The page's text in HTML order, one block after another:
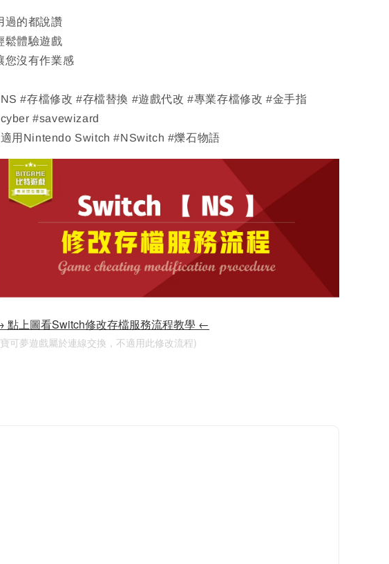
過的都說讚
鬆體驗遊戲
您沒有作業感
#存檔修改 #存檔替換 #遊戲代改 #專業存檔修改 #金手指
#savewizard
用Nintendo Switch #NSwitch #爍石物語
點上圖看Switch修改存檔服務流程教學 ←
可夢遊戲屬於連線交換，不適用此修改流程)